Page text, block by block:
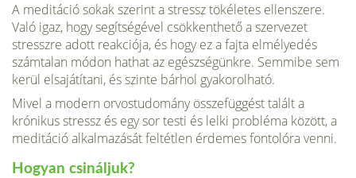
A meditáció sokak szerint a stressz töké­letes ellenszere.
Való igaz, hogy segítsé­gével csökkenthető a szervezet
stresszre adott reakciója, és hogy ez a fajta elmélyedés
szám­talan módon hathat az egészségünkre. Sem­mibe sem
kerül elsajátí­tani, és szinte bárhol gyakorolható.
Mivel a modern or­vostudomány összefüg­gést talált a
krónikus stressz és egy sor testi és lelki probléma között, a
meditáció alkalma­zását feltétlen érdemes fontolóra venni.
Hogyan csináljuk?